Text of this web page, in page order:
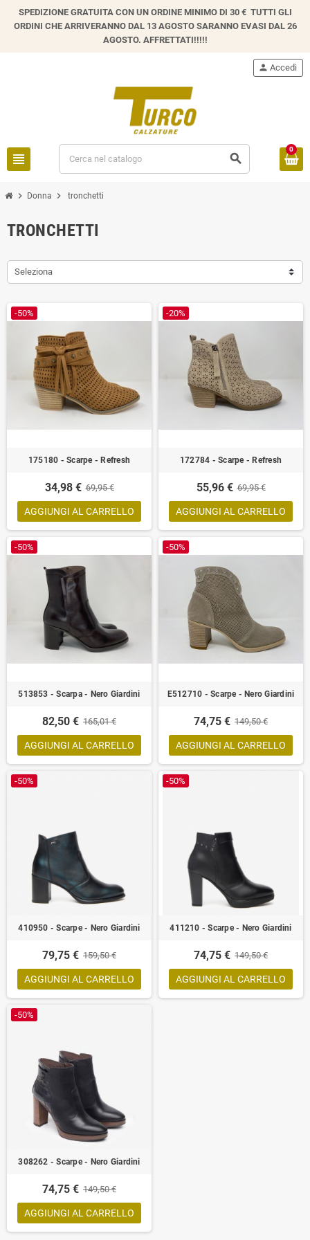
SPEDIZIONE GRATUITA CON UN ORDINE MINIMO DI 30 € TUTTI GLI
ORDINI CHE ARRIVERANNO DAL 13 AGOSTO SARANNO EVASI DAL 26
AGOSTO. AFFRETTATI!!!!!
view_headline search
person Accedi
0
chevron_right Donna chevron_right tronchetti
TRONCHETTI
Seleziona
-50%
175180 - Scarpe - Refresh
34,98 € 69,95 €
AGGIUNGI AL CARRELLO
-20%
172784 - Scarpe - Refresh
55,96 € 69,95 €
AGGIUNGI AL CARRELLO
-50%
513853 - Scarpa - Nero Giardini
82,50 € 165,01 €
AGGIUNGI AL CARRELLO
-50%
E512710 - Scarpe - Nero Giardini
74,75 € 149,50 €
AGGIUNGI AL CARRELLO
-50%
410950 - Scarpe - Nero Giardini
79,75 € 159,50 €
AGGIUNGI AL CARRELLO
-50%
411210 - Scarpe - Nero Giardini
74,75 € 149,50 €
AGGIUNGI AL CARRELLO
-50%
308262 - Scarpe - Nero Giardini
74,75 € 149,50 €
AGGIUNGI AL CARRELLO